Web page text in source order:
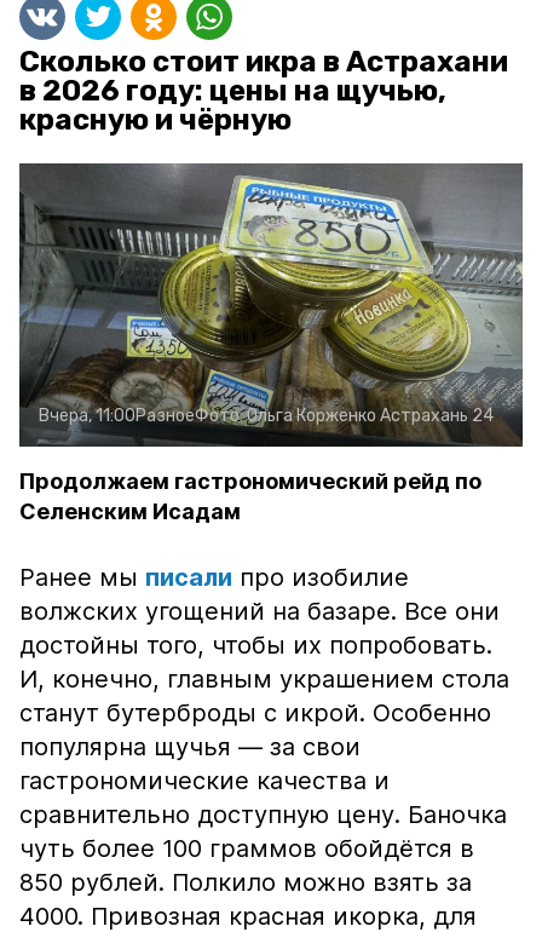
Сколько стоит икра в Астрахани
в 2026 году: цены на щучью,
красную и чёрную
Вчера, 11:00РазноеФото:Ольга Корженко Астрахань 24
Продолжаем гастрономический рейд по
Селенским Исадам
Ранее мы писали про изобилие
волжских угощений на базаре. Все они
достойны того, чтобы их попробовать.
И, конечно, главным украшением стола
станут бутерброды с икрой. Особенно
популярна щучья — за свои
гастрономические качества и
сравнительно доступную цену. Баночка
чуть более 100 граммов обойдётся в
850 рублей. Полкило можно взять за
4000. Привозная красная икорка, для